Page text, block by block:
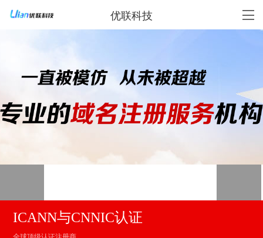
优联科技
ICANN与CNNIC认证
全球顶级认证注册商